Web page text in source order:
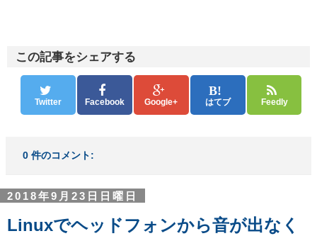
この記事をシェアする
Twitter Facebook Google+ はてブ Feedly
0 件のコメント:
2018年9月23日日曜日
Linuxでヘッドフォンから音が出なく